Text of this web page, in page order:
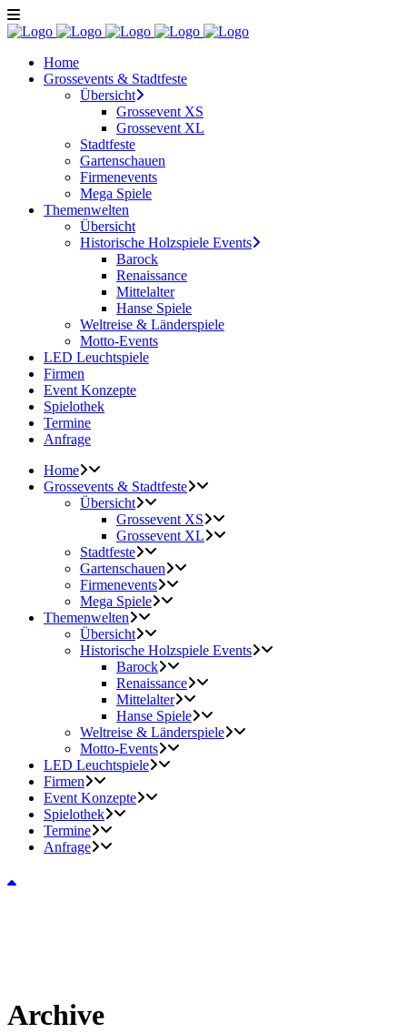
Home
Grossevents & Stadtfeste
Übersicht
Grossevent XS
Grossevent XL
Stadtfeste
Gartenschauen
Firmenevents
Mega Spiele
Themenwelten
Übersicht
Historische Holzspiele Events
Barock
Renaissance
Mittelalter
Hanse Spiele
Weltreise & Länderspiele
Motto-Events
LED Leuchtspiele
Firmen
Event Konzepte
Spielothek
Termine
Anfrage
Home
Grossevents & Stadtfeste
Übersicht
Grossevent XS
Grossevent XL
Stadtfeste
Gartenschauen
Firmenevents
Mega Spiele
Themenwelten
Übersicht
Historische Holzspiele Events
Barock
Renaissance
Mittelalter
Hanse Spiele
Weltreise & Länderspiele
Motto-Events
LED Leuchtspiele
Firmen
Event Konzepte
Spielothek
Termine
Anfrage
Archive